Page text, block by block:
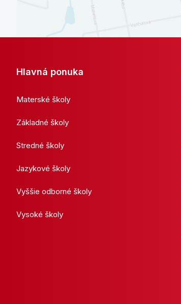
Hlavná ponuka
Materské školy
Základné školy
Stredné školy
Jazykové školy
Vyššie odborné školy
Vysoké školy